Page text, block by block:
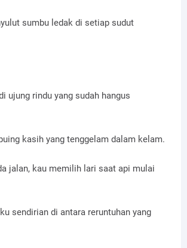
sumbu ledak di setiap sudut
ujung rindu yang sudah hangus
kasih yang tenggelam dalam kelam.
jalan, kau memilih lari saat api mulai
sendirian di antara reruntuhan yang